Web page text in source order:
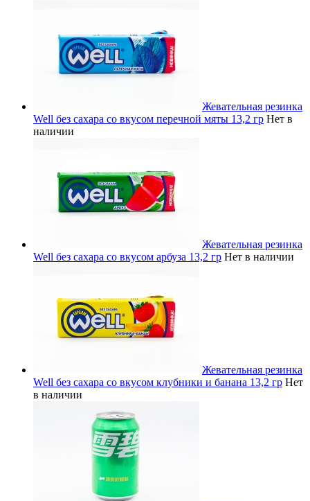
Жевательная резинка
Well без сахара со вкусом перечной мяты 13,2 гр Нет в
наличии
Жевательная резинка
Well без сахара со вкусом арбуза 13,2 гр Нет в наличии
Жевательная резинка
Well без сахара со вкусом клубники и банана 13,2 гр Нет
в наличии